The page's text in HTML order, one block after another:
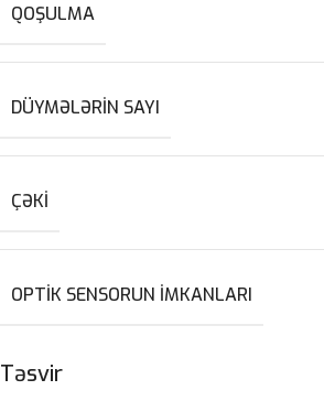
Təsvir
QOŞULMA
DÜYMƏLƏRIN SAYI
ÇƏKI
OPTIK SENSORUN IMKANLARI